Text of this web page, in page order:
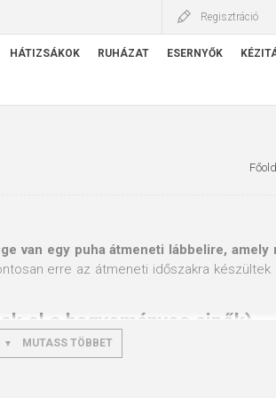
Regisztráció
HÁTIZSÁKOK RUHÁZAT ESERNYŐK
van egy puha átmeneti lábbelire,
erre az átmeneti időszakra
el a hagyományos cipők)
MUTASS TÖBBET